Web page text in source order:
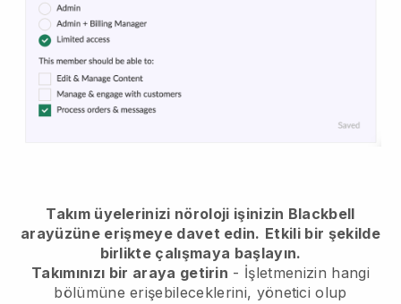
Takım üyelerinizi nöroloji işinizin Blackbell
arayüzüne erişmeye davet edin. Etkili bir şekilde
birlikte çalışmaya başlayın.
Takımınızı bir araya getirin - İşletmenizin hangi
bölümüne erişebileceklerini, yönetici olup